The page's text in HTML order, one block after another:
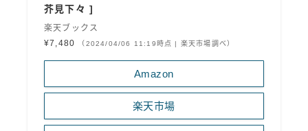
芥見下々 ]
楽天ブックス
¥7,480
（2024/04/06 11:19時点 | 楽天市場調べ）
Amazon
楽天市場